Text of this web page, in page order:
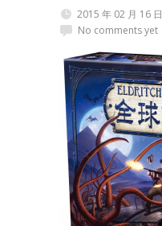
2015 年 02 月 16 日
No comments yet